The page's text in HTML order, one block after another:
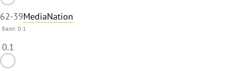
62-39MediaNation
Балл:0.1
0.1